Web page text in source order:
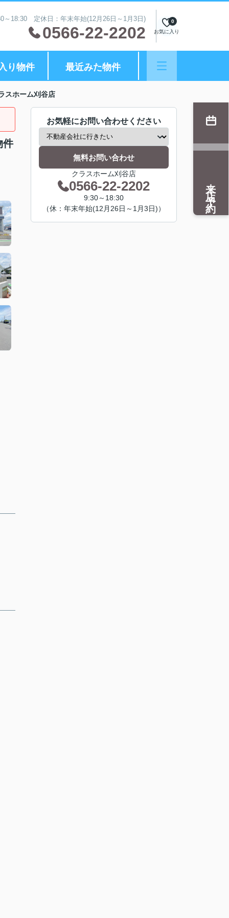
～18:30 定休日：年末年始(12月26日～1月3日)
0566-22-2202 お気に入り
0
り物件 最近みた物件
ホーム刈谷店
件
お気軽にお問い合わせください
無料お問い合わせ
クラスホーム刈谷店
0566-22-2202
9:30～18:30
（休：年末年始(12月26日～1月3日)）
来店予約